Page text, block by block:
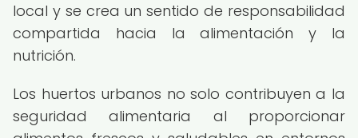
local y se crea un sentido de responsabilidad
compartida hacia la alimentación y la
nutrición.
Los huertos urbanos no solo contribuyen a la
seguridad alimentaria al proporcionar